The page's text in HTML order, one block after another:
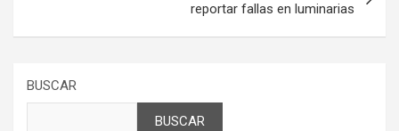
reportar fallas en luminarias
BUSCAR
BUSCAR